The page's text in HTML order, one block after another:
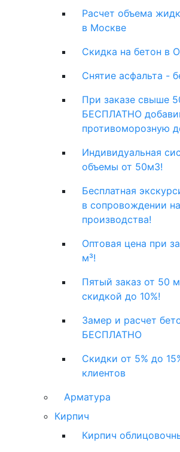
Расчет объема
в Москве
Скидка на бетон в
Снятие асфальта -
При заказе свыше
БЕСПЛАТНО
противоморозную
Индивидуальная
объемы от 50м3!
Бесплатная
в сопровождении
производства!
Оптовая цена при
м³!
Пятый заказ от 50
скидкой до 10%!
Замер и расчет
БЕСПЛАТНО
Скидки от 5% до
клиентов
Арматура
Кирпич
Кирпич